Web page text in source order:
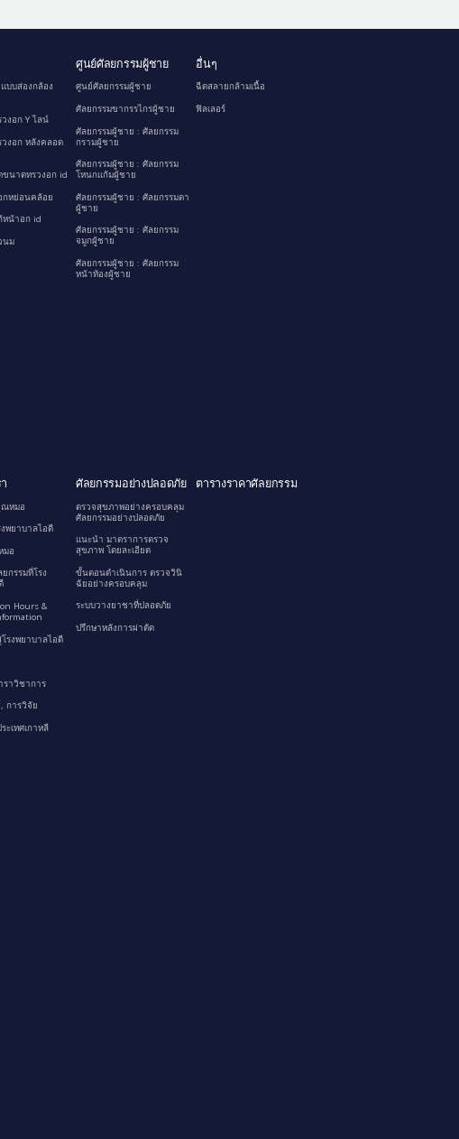
บบส่องกล้อง
งอก Y ไลน์
วงอก หลังคลอด
ขนาดทรวงอก id
กหย่อนคล้อย
หน้าอก id
นม
ศูนย์ศัลยกรรมผู้ชาย
ศูนย์ศัลยกรรมผู้ชาย
ศัลยกรรมขากรรไกรผู้ชาย
ศัลยกรรมผู้ชาย : ศัลยกรรม
กรามผู้ชาย
ศัลยกรรมผู้ชาย : ศัลยกรรม
โหนกแก้มผู้ชาย
ศัลยกรรมผู้ชาย : ศัลยกรรมตา
ผู้ชาย
ศัลยกรรมผู้ชาย : ศัลยกรรม
จมูกผู้ชาย
ศัลยกรรมผู้ชาย : ศัลยกรรม
หน้าท้องผู้ชาย
อื่นๆ
ฉีดสลายกล้ามเนื้อ
ฟิลเลอร์
หมอ
พยาบาลไอดี
มอ
กรรมที่โรง
Hours &
รงพยาบาลไอดี
ราวิชาการ
การวิจัย
ะเทศเกาหลี
ศัลยกรรมอย่างปลอดภัย
ตรวจสุขภาพอย่างครอบคลุม
ศัลยกรรมอย่างปลอดภัย
แนะนำ มาตราการตรวจ
สุขภาพ โดยละเอียด
ขั้นตอนดำเนินการ ตรวจวินิ
ฉัยอย่างครอบคลุม
ระบบวางยาชาที่ปลอดภัย
ปรึกษาหลังการผ่าตัด
ตารางราคาศัลยกรรม